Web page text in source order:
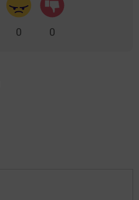
0 0